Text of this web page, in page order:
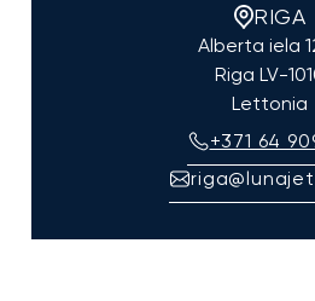
RIGA
Alberta iela
Riga LV-
Lettonia
+371 64